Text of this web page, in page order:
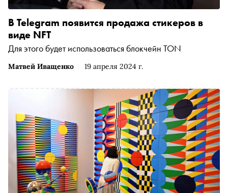
Матвей Иващенко 19 апреля 2024 г.
В Telegram появится продажа стикеров в
виде NFT
Для этого будет использоваться блокчейн TON